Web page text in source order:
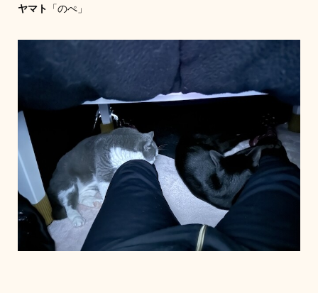
ヤマト 「のぺ」